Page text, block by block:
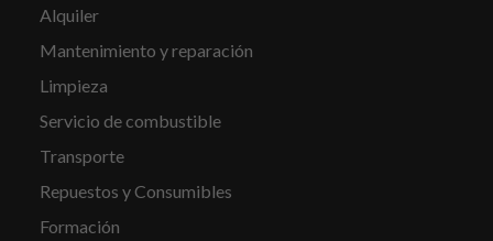
Alquiler
Mantenimiento y reparación
Limpieza
Servicio de combustible
Transporte
Repuestos y Consumibles
Formación